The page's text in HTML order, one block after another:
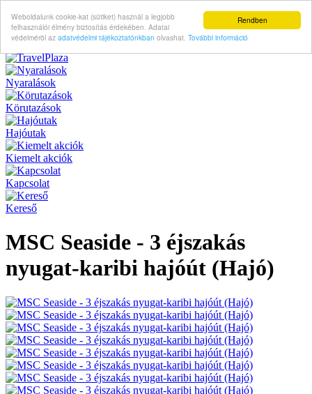
Rendben
Weboldalunk cookie-kat (sütiket) használ a legjobb
felhasználói élmény biztosítás érdekében. Adatai
védelméröl az adatvédelmi tájékoztatónkban olvashat. További információ
Nyaralások
Körutazások
Hajóutak
Kiemelt akciók
Kapcsolat
Kereső
MSC Seaside - 3 éjszakás
nyugat-karibi hajóút (Hajó)